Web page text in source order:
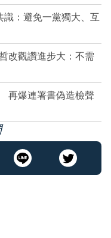
：避免一黨獨大、互
改觀讚進步大：不需
再爆連署書偽造檢聲